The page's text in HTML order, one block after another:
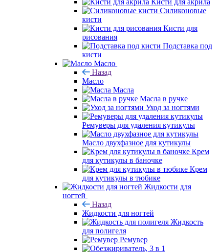
Кисти для акрила
Силиконовые
кисти
Кисти для
рисования
Подставка под
кисти
Масло
Назад
Масло
Масла
Масла в ручке
Уход за ногтями
Ремуверы для удаления кутикулы
Масло двухфазное для кутикулы
Крем
для кутикулы в баночке
Крем
для кутикулы в тюбике
Жидкости для
ногтей
Назад
Жидкости для ногтей
Жидкость
для полигеля
Ремувер